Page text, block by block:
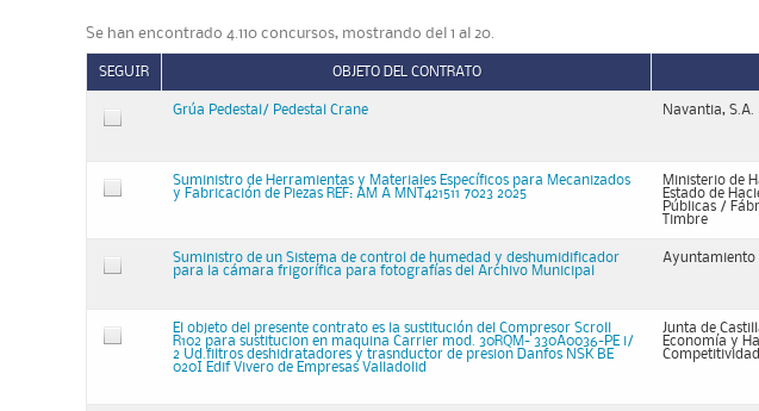
Se han encontrado 4.110 concursos, mostrando del 1 al 20.
SEGUIR OBJETO DEL CONTRATO
Grúa Pedestal/ Pedestal Crane Navantia, S.A.
Suministro de Herramientas y Materiales Específicos para Mecanizados
y Fabricación de Piezas REF: AM A MNT421511 7023 2025
Ministerio de
Estado de
Públicas /
Timbre
Suministro de un Sistema de control de humedad y deshumidificador
para la cámara frigorífica para fotografías del Archivo Municipal
Ayuntamiento
El objeto del presente contrato es la sustitución del Compresor Scroll
R102 para sustitucion en maquina Carrier mod. 30RQM- 330A0036-PE i/
2 Ud.filtros deshidratadores y trasnductor de presion Danfos NSK BE
020I Edif Vivero de Empresas Valladolid
Junta de
Economía y